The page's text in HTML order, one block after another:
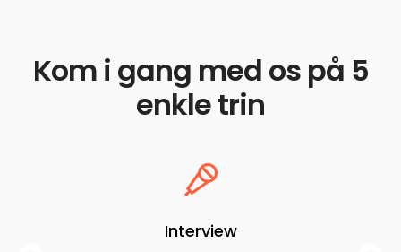
Kom i gang med os på 5
enkle trin
Interview